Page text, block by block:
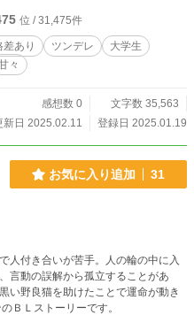
位 / 31,475件
あり ツンデレ
大学生
々
感想数 0
文字数 35,563
新日 2025.02.11
登録日 2025.01.19
お気に入り追加 31
人付き合いが苦手。人の輪の中に入
言動の誤解から孤立することがあ
い野良猫を助けたことで運命が動き
ＢＬストーリーです。